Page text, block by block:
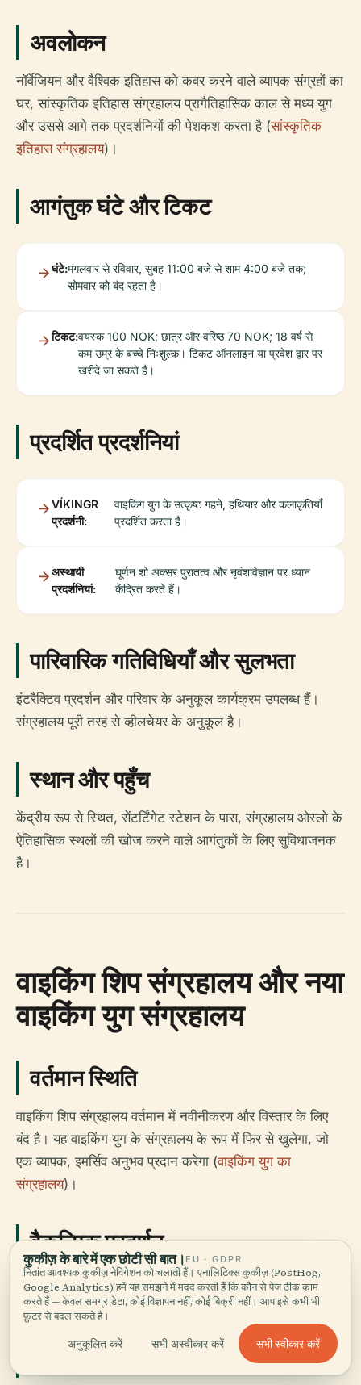
अवलोकन
नॉर्वेजियन और वैश्विक इतिहास को कवर करने वाले व्यापक संग्रहों का
घर, सांस्कृतिक इतिहास संग्रहालय प्रागैतिहासिक काल से मध्य युग
और उससे आगे तक प्रदर्शनियों की पेशकश करता है (सांस्कृतिक
इतिहास संग्रहालय)।
आगंतुक घंटे और टिकट
घंटे:मंगलवार से रविवार, सुबह 11:00 बजे से शाम 4:00 बजे तक;
सोमवार को बंद रहता है।
टिकट:वयस्क 100 NOK; छात्र और वरिष्ठ 70 NOK; 18 वर्ष से
कम उम्र के बच्चे निःशुल्क। टिकट ऑनलाइन या प्रवेश द्वार पर
खरीदे जा सकते हैं।
प्रदर्शित प्रदर्शनियां
VÍKINGR
प्रदर्शनी:
वाइकिंग युग के उत्कृष्ट गहने, हथियार और कलाकृतियाँ
प्रदर्शित करता है।
अस्थायी
प्रदर्शनियां:
घूर्णन शो अक्सर पुरातत्व और नृवंशविज्ञान पर ध्यान
केंद्रित करते हैं।
पारिवारिक गतिविधियाँ और सुलभता
इंटरैक्टिव प्रदर्शन और परिवार के अनुकूल कार्यक्रम उपलब्ध हैं।
संग्रहालय पूरी तरह से व्हीलचेयर के अनुकूल है।
स्थान और पहुँच
केंद्रीय रूप से स्थित, सेंटर्टिंगेट स्टेशन के पास, संग्रहालय ओस्लो के
ऐतिहासिक स्थलों की खोज करने वाले आगंतुकों के लिए सुविधाजनक
है।
वाइकिंग शिप संग्रहालय और नया
वाइकिंग युग संग्रहालय
वर्तमान स्थिति
वाइकिंग शिप संग्रहालय वर्तमान में नवीनीकरण और विस्तार के लिए
बंद है। यह वाइकिंग युग के संग्रहालय के रूप में फिर से खुलेगा, जो
एक व्यापक, इमर्सिव अनुभव प्रदान करेगा (वाइकिंग युग का
संग्रहालय)।
वैकल्पिक प्रदर्शन
जबकि बंद है, वाइकिंग जहाजों और कलाकृतियों को ओस्लो के शहर के
केंद्र में ऐतिहासिक संग्रहालय में प्रदर्शित किया जाता है।
आगंतुक सूचना
कुकीज़ के बारे में एक छोटी सी बात। EU · GDPR
नितांत आवश्यक कुकीज़ नेविगेशन को चलाती हैं। एनालिटिक्स कुकीज़ (PostHog,
Google Analytics) हमें यह समझने में मदद करती हैं कि कौन से पेज ठीक काम
करते हैं — केवल समग्र डेटा, कोई विज्ञापन नहीं, कोई बिक्री नहीं। आप इसे कभी भी
फ़ुटर से बदल सकते हैं।
अनुकूलित करें सभी अस्वीकार करें सभी स्वीकार करें